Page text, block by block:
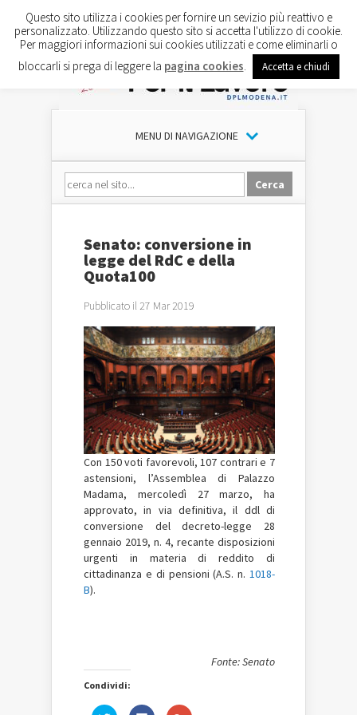
MENU DI NAVIGAZIONE
Senato: conversione in
legge del RdC e della
Quota100
Pubblicato il 27 Mar 2019
Con 150 voti favorevoli, 107 contrari e 7
astensioni, l’Assemblea di Palazzo
Madama, mercoledì 27 marzo, ha
approvato, in via definitiva, il ddl di
conversione del decreto-legge 28
gennaio 2019, n. 4, recante disposizioni
urgenti in materia di reddito di
cittadinanza e di pensioni (A.S. n. 1018-
B).
Fonte: Senato
Condividi:
Questo sito utilizza i cookies per fornire un sevizio più reattivo e
personalizzato. Utilizzando questo sito si accetta l'utilizzo di cookie.
Per maggiori informazioni sui cookies utilizzati e come eliminarli o
bloccarli si prega di leggere la pagina cookies Accetta e chiudi